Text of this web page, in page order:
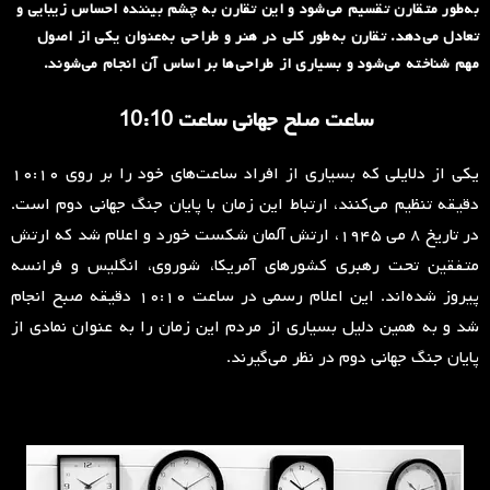
به‌طور متقارن تقسیم می‌شود و این تقارن به چشم بیننده احساس زیبایی و
تعادل می‌دهد. تقارن به‌طور کلی در هنر و طراحی به‌عنوان یکی از اصول
مهم شناخته می‌شود و بسیاری از طراحی‌ها بر اساس آن انجام می‌شوند.
ساعت صلح جهانی ساعت 10:10
یکی از دلایلی که بسیاری از افراد ساعت‌های خود را بر روی ۱۰:۱۰
دقیقه تنظیم می‌کنند، ارتباط این زمان با پایان جنگ جهانی دوم است.
در تاریخ ۸ می ۱۹۴۵، ارتش آلمان شکست خورد و اعلام شد که ارتش
متفقین تحت رهبری کشورهای آمریکا، شوروی، انگلیس و فرانسه
پیروز شده‌اند. این اعلام رسمی در ساعت ۱۰:۱۰ دقیقه صبح انجام
شد و به همین دلیل بسیاری از مردم این زمان را به عنوان نمادی از
پایان جنگ جهانی دوم در نظر می‌گیرند.